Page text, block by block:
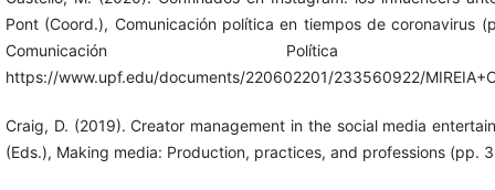
Pont (Coord.), Comunicación política en tiempos de coronavirus
Comunicación Política
https://www.upf.edu/documents/220602201/233560922/
Craig, D. (2019). Creator management in the social media
(Eds.), Making media: Production, practices, and professions (pp.